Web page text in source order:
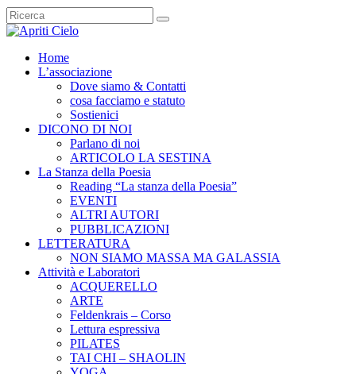
Home
L’associazione
Dove siamo & Contatti
cosa facciamo e statuto
Sostienici
DICONO DI NOI
Parlano di noi
ARTICOLO LA SESTINA
La Stanza della Poesia
Reading “La stanza della Poesia”
EVENTI
ALTRI AUTORI
PUBBLICAZIONI
LETTERATURA
NON SIAMO MASSA MA GALASSIA
Attività e Laboratori
ACQUERELLO
ARTE
Feldenkrais – Corso
Lettura espressiva
PILATES
TAI CHI – SHAOLIN